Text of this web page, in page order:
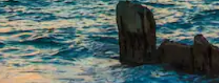
לעיין בעזרת תנועות מגע או החלקה.